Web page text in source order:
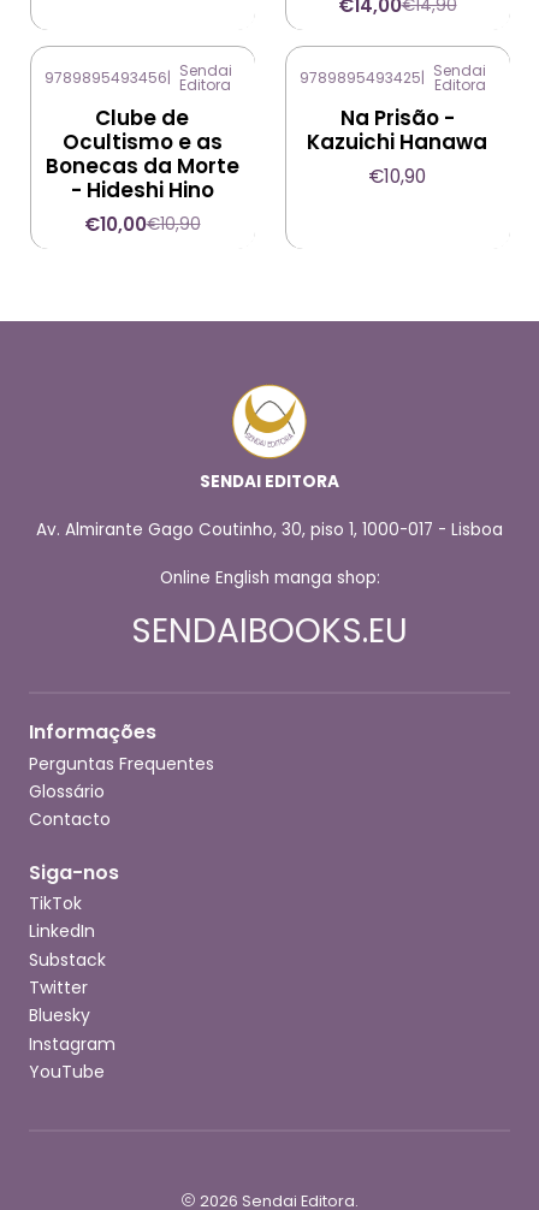
€14,00€14,90
-8%DESCONTO
9789895493456| Sendai
Editora
Clube de
Ocultismo e as
Bonecas da Morte
- Hideshi Hino
€10,00€10,90
Esgotado
9789895493425| Sendai
Editora
Na Prisão -
Kazuichi Hanawa
€10,90
SENDAI EDITORA
Av. Almirante Gago Coutinho, 30, piso 1, 1000-017 - Lisboa
Online English manga shop:
SENDAIBOOKS.EU
Informações
Perguntas Frequentes
Glossário
Contacto
Siga-nos
TikTok
LinkedIn
Substack
Twitter
Bluesky
Instagram
YouTube
2026 Sendai Editora.